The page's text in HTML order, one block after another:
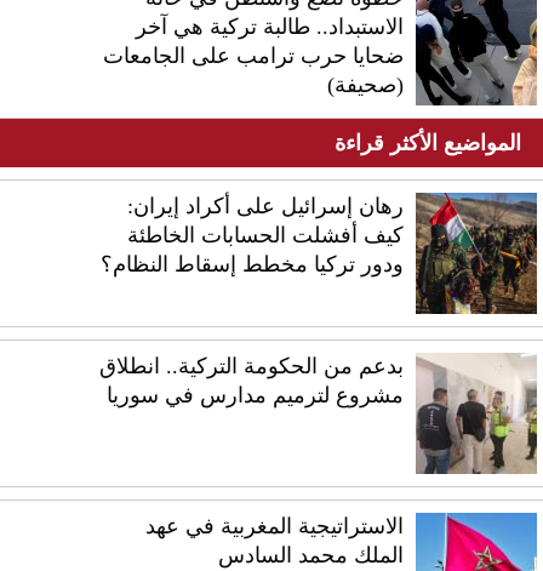
الاستبداد.. طالبة تركية هي آخر
ضحايا حرب ترامب على الجامعات
(صحيفة)
المواضيع الأكثر قراءة
رهان إسرائيل على أكراد إيران:
كيف أفشلت الحسابات الخاطئة
ودور تركيا مخطط إسقاط النظام؟
بدعم من الحكومة التركية.. انطلاق
مشروع لترميم مدارس في سوريا
الاستراتيجية المغربية في عهد
الملك محمد السادس